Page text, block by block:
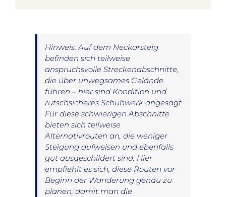
Hinweis: Auf dem Neckarsteig
befinden sich teilweise
anspruchsvolle Streckenabschnitte,
die über unwegsames Gelände
führen – hier sind Kondition und
rutschsicheres Schuhwerk angesagt.
Für diese schwierigen Abschnitte
bieten sich teilweise
Alternativrouten an, die weniger
Steigung aufweisen und ebenfalls
gut ausgeschildert sind. Hier
empfiehlt es sich, diese Routen vor
Beginn der Wanderung genau zu
planen, damit man die